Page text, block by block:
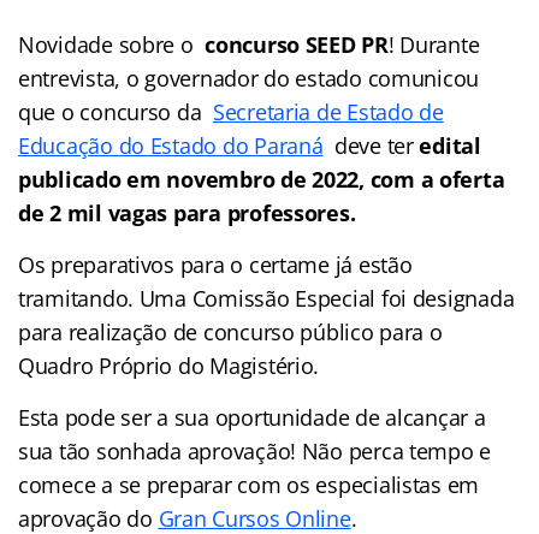
Novidade sobre oconcurso SEED PR! Durante
entrevista, o governador do estado comunicou
que o concurso da Secretaria de Estado de
Educação do Estado do Paraná deve teredital
publicado em novembro de 2022, com a oferta
de 2 mil vagas para professores.
Os preparativos para o certame já estão
tramitando. Uma Comissão Especial foi designada
para realização de concurso público para o
Quadro Próprio do Magistério.
Esta pode ser a sua oportunidade de alcançar a
sua tão sonhada aprovação! Não perca tempo e
comece a se preparar com os especialistas em
aprovação do Gran Cursos Online.